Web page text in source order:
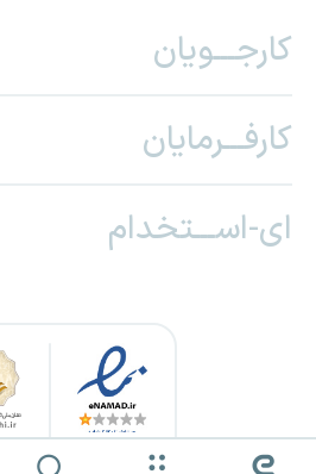
کارجـــویان
کارفـــرمایان
ای-اســـتخدام